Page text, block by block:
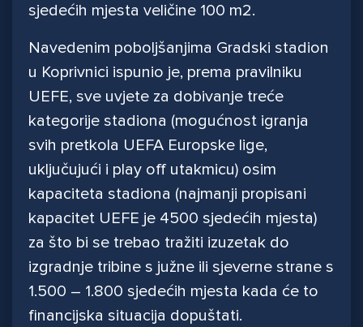
sjedećih mjesta veličine 100 m2.
Navedenim poboljšanjima Gradski stadion
u Koprivnici ispunio je, prema pravilniku
UEFE, sve uvjete za dobivanje treće
kategorije stadiona (mogućnost igranja
svih pretkola UEFA Europske lige,
uključujući i play off utakmicu) osim
kapaciteta stadiona (najmanji propisani
kapacitet UEFE je 4500 sjedećih mjesta)
za što bi se trebao tražiti izuzetak do
izgradnje tribine s južne ili sjeverne strane s
1.500 – 1.800 sjedećih mjesta kada će to
financijska situacija dopuštati.